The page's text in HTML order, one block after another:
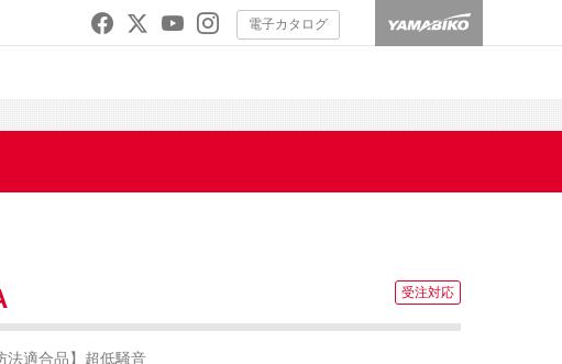
電子カタログ
法適合品】超低騒音